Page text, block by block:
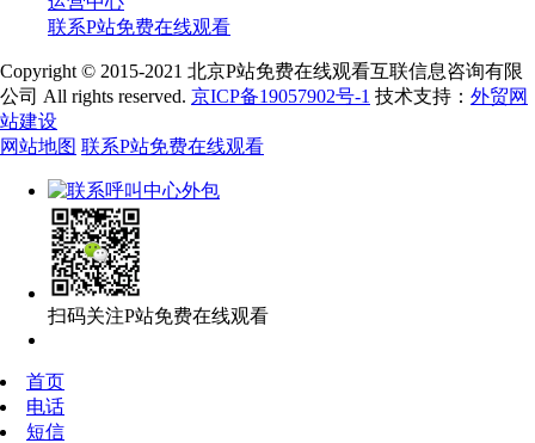
联系P站免费在线观看
Copyright © 2015-2021 北京P站免费在线观看互联信息咨询有限
公司 All rights reserved. 京ICP备19057902号-1 技术支持： 外贸网
站建设
网站地图 联系P站免费在线观看
扫码关注P站免费在线观看
首页
电话
短信